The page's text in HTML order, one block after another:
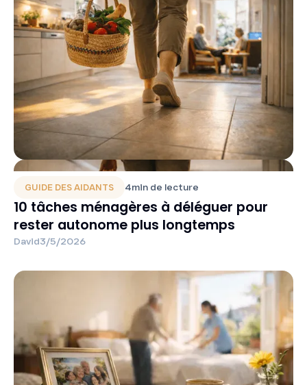
GUIDE DES AIDANTS 4min de lecture
10 tâches ménagères à déléguer pour
rester autonome plus longtemps
David3/5/2026